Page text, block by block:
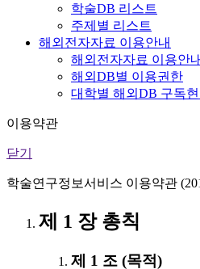
학술DB 리스트
주제별 리스트
해외전자자료 이용안내
해외전자자료 이용안내
해외DB별 이용권한
대학별 해외DB 구독
이용약관
닫기
학술연구정보서비스 이용약관
제 1 장 총칙
제 1 조 (목적)